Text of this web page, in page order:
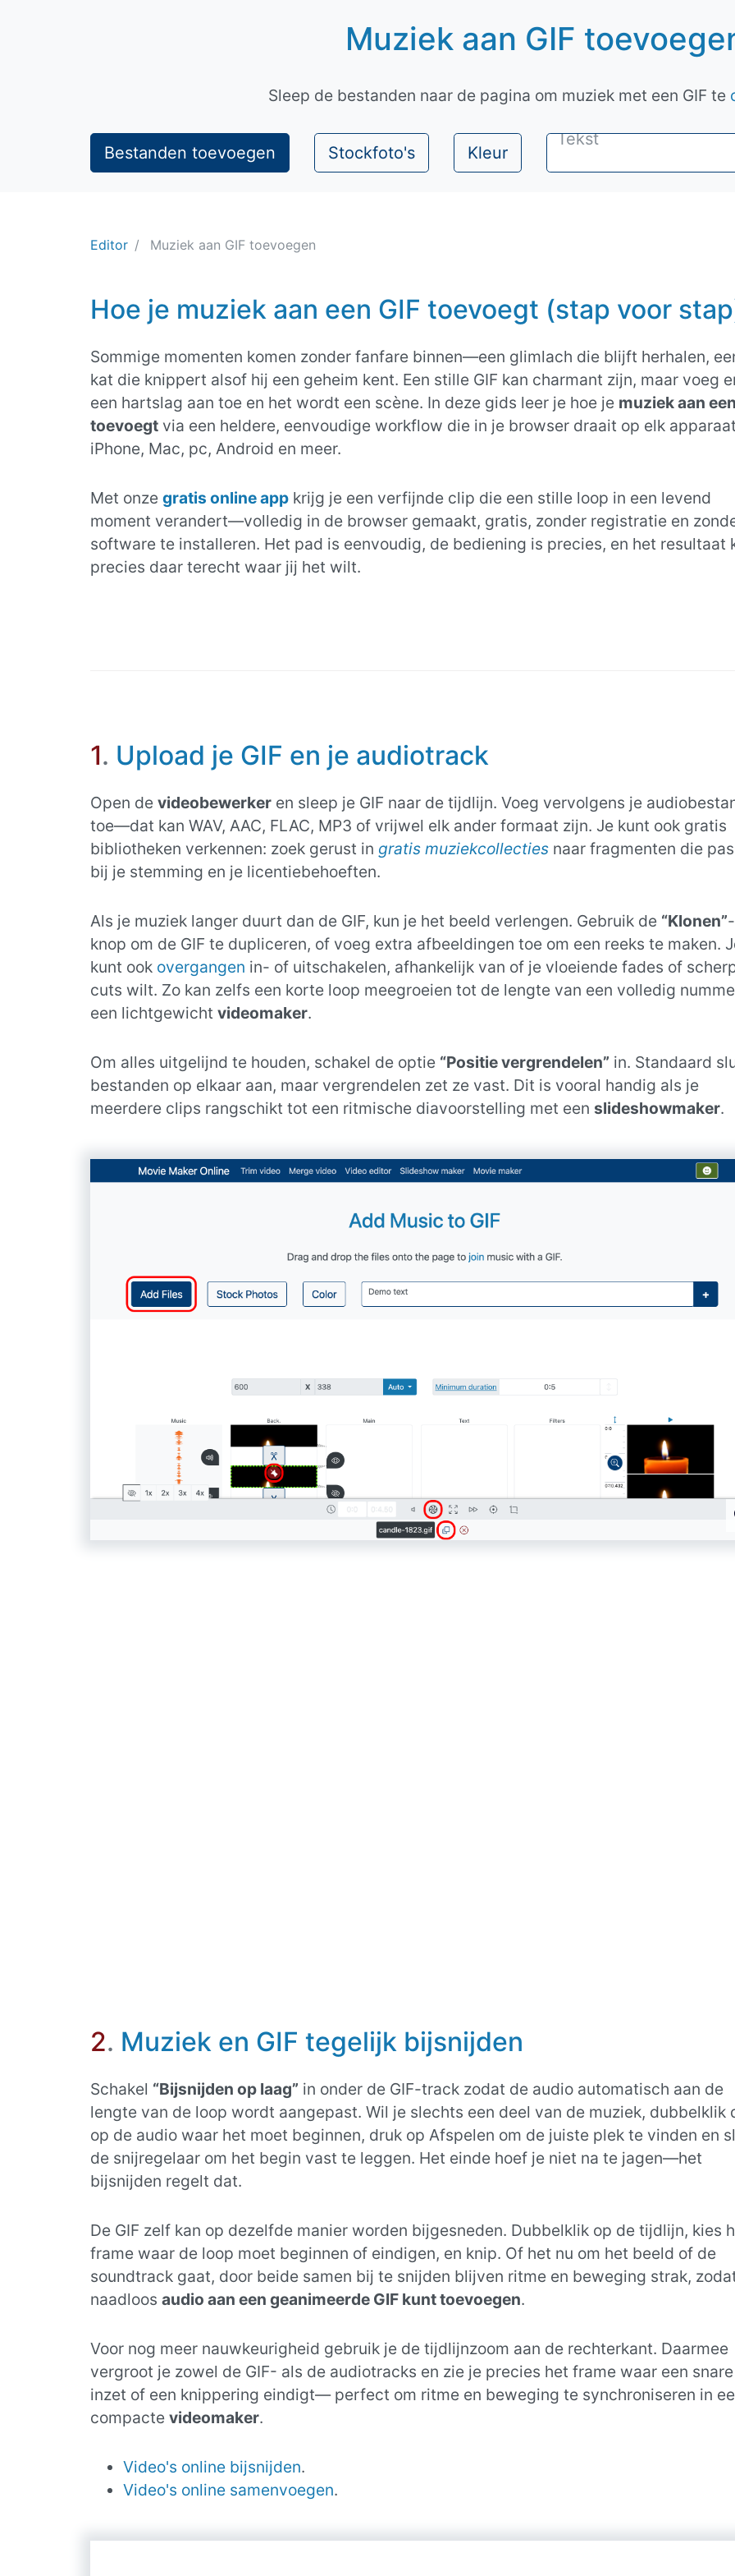
Muziek aan GIF
Sleep de bestanden naar de pagina om muziek met een GIF te
Bestanden toevoegen Stockfoto's Kleur
Editor
Muziek aan GIF toevoegen
Hoe je muziek aan een GIF toevoegt (stap voor
Sommige momenten komen zonder fanfare binnen—een glimlach die blijft herhalen,
kat die knippert alsof hij een geheim kent. Een stille GIF kan charmant zijn, maar voeg
een hartslag aan toe en het wordt een scène. In deze gids leer je hoe je muziek aan
toevoegtvia een heldere, eenvoudige workflow die in je browser draait op elk
iPhone, Mac, pc, Android en meer.
Met onze gratis online appkrijg je een verfijnde clip die een stille loop in een levend
moment verandert—volledig in de browser gemaakt, gratis, zonder registratie en
software te installeren. Het pad is eenvoudig, de bediening is precies, en het resultaat
precies daar terecht waar jij het wilt.
1. Upload je GIF en je audiotrack
Open de videobewerkeren sleep je GIF naar de tijdlijn. Voeg vervolgens je
toe—dat kan WAV, AAC, FLAC, MP3 of vrijwel elk ander formaat zijn. Je kunt ook gratis
bibliotheken verkennen: zoek gerust in gratis muziekcollectiesnaar fragmenten die
bij je stemming en je licentiebehoeften.
Als je muziek langer duurt dan de GIF, kun je het beeld verlengen. Gebruik de “Klonen”-
knop om de GIF te dupliceren, of voeg extra afbeeldingen toe om een reeks te maken.
kunt ook overgangen in- of uitschakelen, afhankelijk van of je vloeiende fades of
cuts wilt. Zo kan zelfs een korte loop meegroeien tot de lengte van een volledig
een lichtgewicht videomaker.
Om alles uitgelijnd te houden, schakel de optie “Positie vergrendelen” in. Standaard
bestanden op elkaar aan, maar vergrendelen zet ze vast. Dit is vooral handig als je
meerdere clips rangschikt tot een ritmische diavoorstelling met een slideshowmaker.
2. Muziek en GIF tegelijk bijsnijden
Schakel “Bijsnijden op laag” in onder de GIF-track zodat de audio automatisch aan de
lengte van de loop wordt aangepast. Wil je slechts een deel van de muziek, dubbelklik
op de audio waar het moet beginnen, druk op Afspelen om de juiste plek te vinden en
de snijregelaar om het begin vast te leggen. Het einde hoef je niet na te jagen—het
bijsnijden regelt dat.
De GIF zelf kan op dezelfde manier worden bijgesneden. Dubbelklik op de tijdlijn, kies
frame waar de loop moet beginnen of eindigen, en knip. Of het nu om het beeld of de
soundtrack gaat, door beide samen bij te snijden blijven ritme en beweging strak,
naadloos audio aan een geanimeerde GIF kunt toevoegen.
Voor nog meer nauwkeurigheid gebruik je de tijdlijnzoom aan de rechterkant. Daarmee
vergroot je zowel de GIF- als de audiotracks en zie je precies het frame waar een snare
inzet of een knippering eindigt— perfect om ritme en beweging te synchroniseren in
compacte videomaker.
Video's online bijsnijden.
Video's online samenvoegen.